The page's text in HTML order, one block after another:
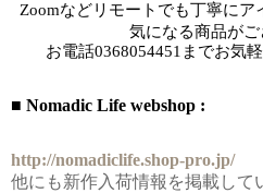
Zoomなどリモートでも丁寧にア
気になる商品が
お電話0368054451までお気
■ Nomadic Life webshop :
http://nomadiclife.shop-pro.jp/
他にも新作入荷情報を掲載して